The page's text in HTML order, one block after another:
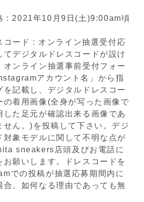
: 2021年10月9日(土)9:00am頃
ード : オンライン抽選受付応
てデジタルドレスコードが設け
オンライン抽選事前受付フォー
アカウント名」から指
を記載し、デジタルドレスコー
の着用画像(全身が写った画像で
した足元が確認出来る画像であ
せん。)を投稿して下さい。デジ
対象モデルに関して不明な点が
sneakers店頭及びお電話に
お願いします。ドレスコードを
での投稿が抽選応募期間内に
合、如何なる理由であっても無